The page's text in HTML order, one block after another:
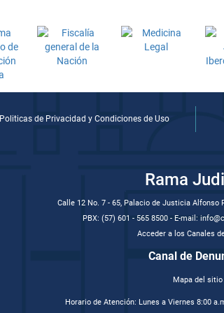
Politicas de Privacidad y Condiciones de Uso
Rama
Calle 12 No. 7 - 65, Palacio de Justicia Alfonso
PBX: (57) 601 - 565 8500 - E-mail:
Acceder a los Canales
Canal de
Mapa del sitio
Horario de Atención: Lunes a Viernes 8:00